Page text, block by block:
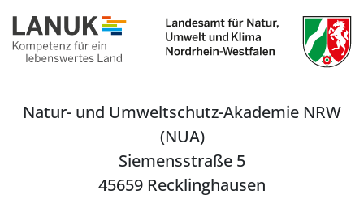
Natur- und Umweltschutz-Akademie NRW
(NUA)
Siemensstraße 5
45659 Recklinghausen